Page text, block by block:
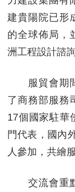
建貴陽院已形
的全球佈局，
洲工程設計諮
服貿會期間
了商務部服務
17個國家駐華
門代表，國內
人參加，共繪
交流會重點